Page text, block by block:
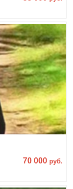
70 000 руб.